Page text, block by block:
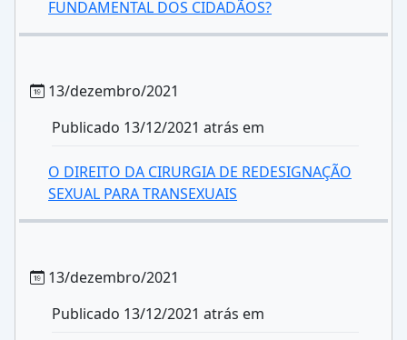
FUNDAMENTAL DOS CIDADÃOS?
13/dezembro/2021
Publicado 13/12/2021 atrás em
O DIREITO DA CIRURGIA DE REDESIGNAÇÃO
SEXUAL PARA TRANSEXUAIS
13/dezembro/2021
Publicado 13/12/2021 atrás em